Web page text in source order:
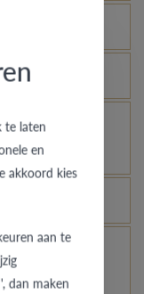
uitzien?
in een
te laten
en
akkoord kies
aan te
dan maken